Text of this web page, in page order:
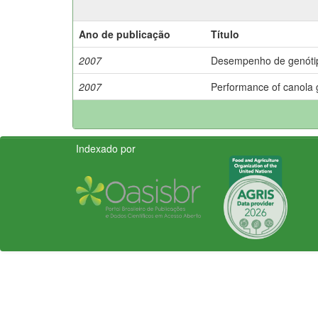
Ano de publicação
Título
2007
Desempenho de
2007
Performance of canola
Indexado por